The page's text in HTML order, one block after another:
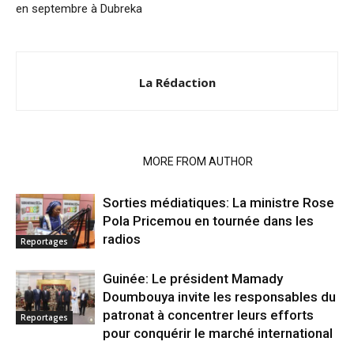
en septembre à Dubreka
La Rédaction
MORE FROM AUTHOR
Reportages
Sorties médiatiques: La ministre Rose
Pola Pricemou en tournée dans les
radios
Reportages
Guinée: Le président Mamady
Doumbouya invite les responsables du
patronat à concentrer leurs efforts
pour conquérir le marché international